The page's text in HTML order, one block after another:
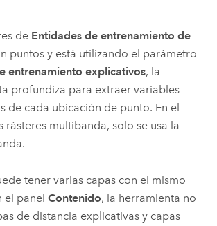
de Entidades de entrenamiento de
puntos y está utilizando el parámetro
entrenamiento explicativos, la
profundiza para extraer variables
de cada ubicación de punto. En el
rásteres multibanda, solo se usa la
tener varias capas con el mismo
el panelContenido, la herramienta no
de distancia explicativas y capas